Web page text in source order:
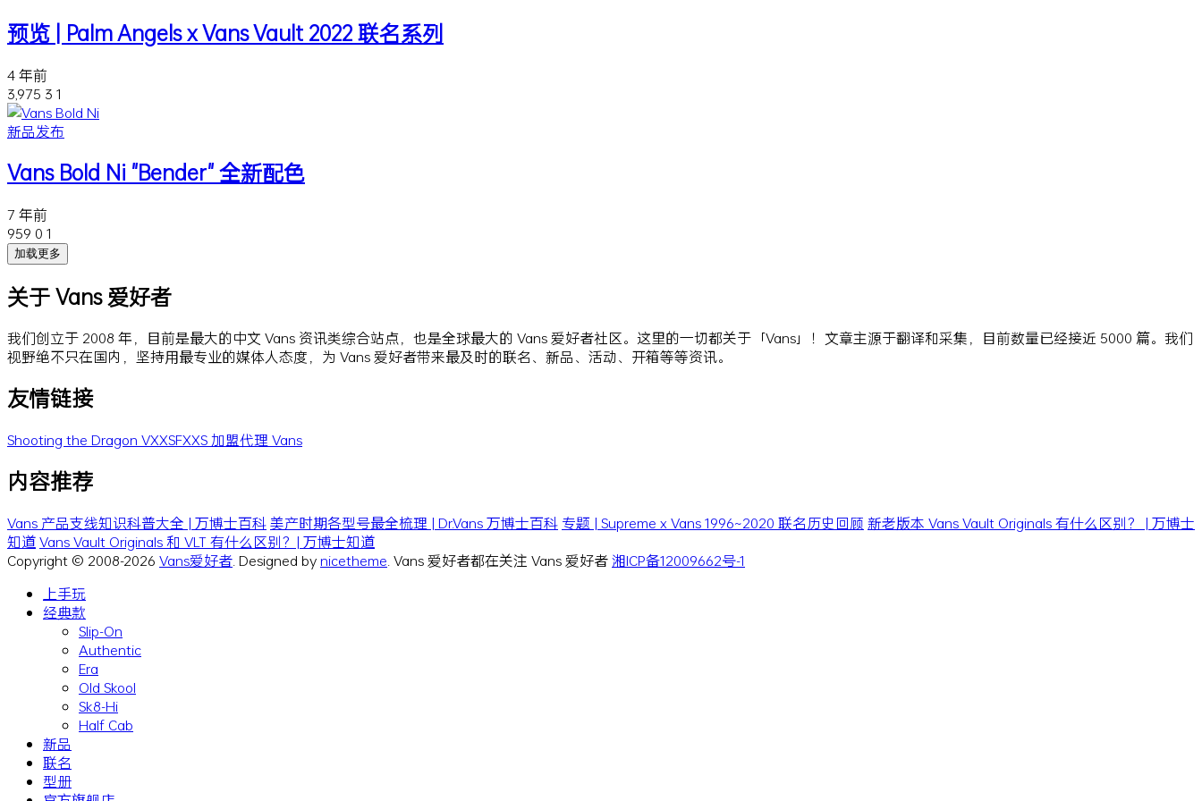
预览 | Palm Angels x Vans Vault 2022 联名系列
4 年前
3,975 3 1
新品发布
Vans Bold Ni "Bender" 全新配色
7 年前
959 0 1
加载更多
关于 Vans 爱好者
我们创立于 2008 年，目前是最大的中文 Vans 资讯类综合站点，也是全球最大的 Vans 爱好者社区。这里的一切都关于「Vans」！文章主源于翻译和采集，目前数量已经接近 5000 篇。我们
视野绝不只在国内，坚持用最专业的媒体人态度，为 Vans 爱好者带来最及时的联名、新品、活动、开箱等等资讯。
友情链接
Shooting the Dragon VXXSFXXS加盟代理 Vans
内容推荐
Vans 产品支线知识科普大全 | 万博士百科美产时期各型号最全梳理 | Dr.Vans 万博士百科 专题 | Supreme x Vans 1996~2020 联名历史回顾 新老版本 Vans Vault Originals 有什么区别？ | 万博士
知道Vans Vault Originals 和 VLT 有什么区别？| 万博士知道
Copyright © 2008-2026 Vans爱好者 . Designed bynicetheme . Vans 爱好者都在关注 Vans 爱好者湘ICP备12009662号-1
上手玩
经典款
Slip-On
Authentic
Era
Old Skool
Sk8-Hi
Half Cab
新品
联名
型册